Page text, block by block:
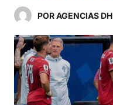
POR AGENCIAS DH